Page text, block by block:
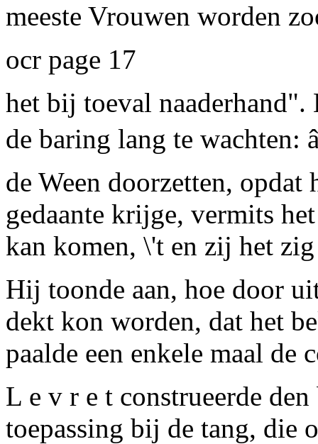
meeste Vrouwen worden
ocr page 17
het bij toeval
de baring lang te wachten:
de Ween doorzetten,
gedaante krijge, vermits
kan komen, \'t en zij het
Hij toonde aan, hoe door
dekt kon worden, dat het
paalde een enkele maal de
L e v r e t construeerde
toepassing bij de tang, die